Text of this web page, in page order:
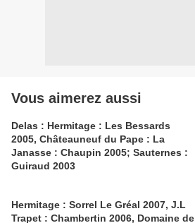
Vous aimerez aussi
Delas : Hermitage : Les Bessards
2005, Châteauneuf du Pape : La
Janasse : Chaupin 2005; Sauternes :
Guiraud 2003
Hermitage : Sorrel Le Gréal 2007, J.L
Trapet : Chambertin 2006, Domaine de